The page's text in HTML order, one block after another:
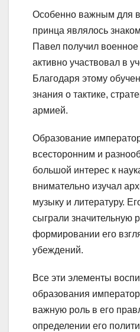
Особенно важным для
принца являлось
Павел получил
активно участвовал в
Благодаря этому
знания о тактике,
армией.
Образование
всесторонним и
большой интерес к
внимательно изучал
музыку и литературу.
сыграли значительную
формировании его
убеждений.
Все эти элементы
образования
важную роль в его
определении его